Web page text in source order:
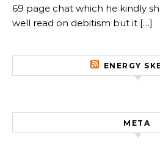
69 page chat which he kindly
well read on debitism but it […]
ENERGY
META